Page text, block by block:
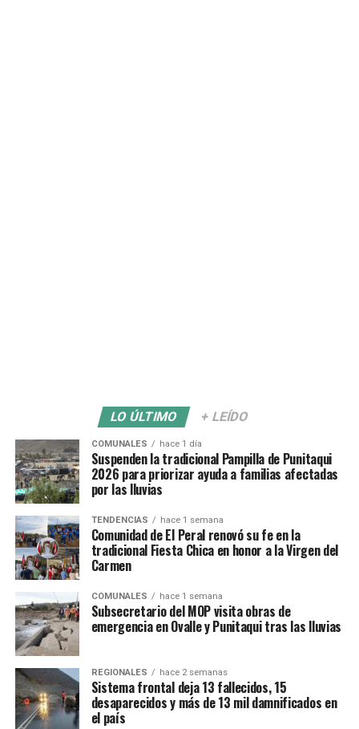
LO ÚLTIMO + LEÍDO
COMUNALES hace 1 día
Suspenden la tradicional Pampilla de Punitaqui
2026 para priorizar ayuda a familias afectadas
por las lluvias
TENDENCIAS hace 1 semana
Comunidad de El Peral renovó su fe en la
tradicional Fiesta Chica en honor a la Virgen del
Carmen
COMUNALES hace 1 semana
Subsecretario del MOP visita obras de
emergencia en Ovalle y Punitaqui tras las lluvias
REGIONALES hace 2 semanas
Sistema frontal deja 13 fallecidos, 15
desaparecidos y más de 13 mil damnificados en
el país